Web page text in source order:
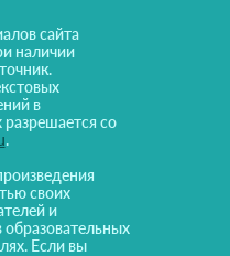
сайта
наличии
в
со
.
своих
и
образовательных
Если вы